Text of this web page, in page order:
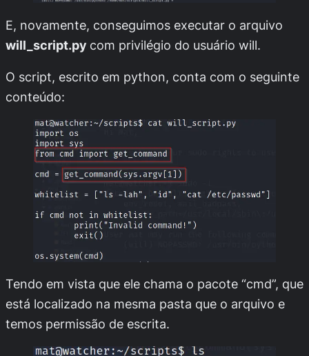
E, novamente, conseguimos executar o arquivo
will_script.py com privilégio do usuário will.
O script, escrito em python, conta com o seguinte
conteúdo:
Tendo em vista que ele chama o pacote “cmd”, que
está localizado na mesma pasta que o arquivo e
temos permissão de escrita.